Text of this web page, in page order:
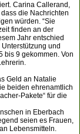
Carina Callerand,
die Nachrichten
würden. “Sie
finden an der
Jahr entschied
und
bis 9 gekommen. Von
Geld an Natalie
beiden ehrenamtlich
Pakete“ für die
in Eberbach
seien es Frauen,
Lebensmitteln.